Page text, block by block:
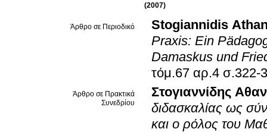
(2007)
Άρθρο σε Περιοδικό
Stogiannidis
Praxis: Ein
Damaskus und
τόμ.67 αρ.4
Άρθρο σε Πρακτικά
Συνεδρίου
Στογιαννίδης
διδασκαλίας ως
και ο ρόλος του